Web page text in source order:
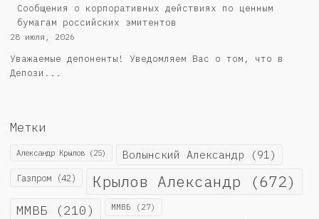
Cообщения о корпоративных действиях по ценным
бумагам российских эмитентов
28 июля, 2026
Уважаемые депоненты! Уведомляем Вас о том, что в
Депози...
Метки
Александр Крылов (25) Волынский Александр (91)
Газпром (42) Крылов Александр (672)
ММВБ (210) ММВБ (27)